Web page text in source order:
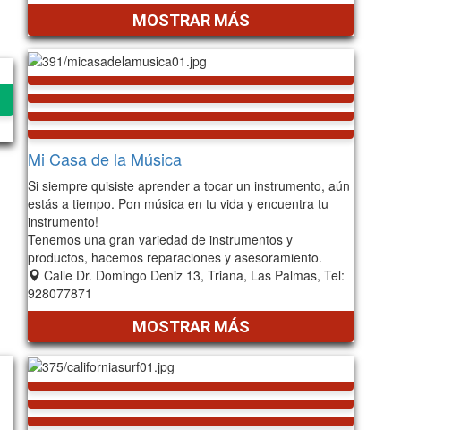
MOSTRAR MÁS
Mi Casa de la Música
Si siempre quisiste aprender a tocar un instrumento, aún
estás a tiempo. Pon música en tu vida y encuentra tu
instrumento!
Tenemos una gran variedad de instrumentos y
productos, hacemos reparaciones y asesoramiento.
Calle Dr. Domingo Deniz 13, Triana, Las Palmas, Tel:
928077871
MOSTRAR MÁS